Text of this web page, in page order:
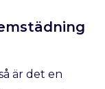
är det en